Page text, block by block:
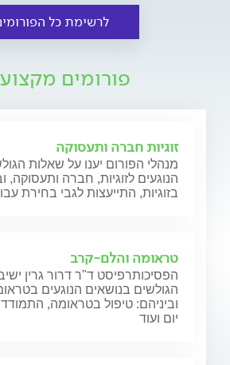
לרשימת כל
פורומים
זוגיות חברה ותעסוקה
מנהלי הפורום יענו על שאלות
הנוגעים לזוגיות, חברה ותעסוקה,
בזוגיות, התייעצות לגבי בחירת
טראומה והלם-קרב
הפסיכותרפיסט ד"ר דרור גרין
הגולשים בנושאים הנוגעים
וביניהם: טיפול בטראומה,
יום ועוד